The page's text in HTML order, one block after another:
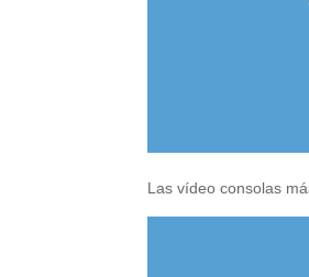
Las vídeo consolas